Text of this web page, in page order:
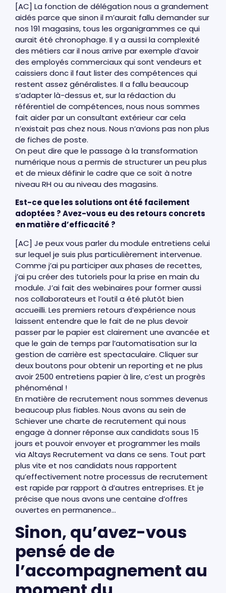
[AC] La fonction de délégation nous a grandement
aidés parce que sinon il m’aurait fallu demander sur
nos 191 magasins, tous les organigrammes ce qui
aurait été chronophage. Il y a aussi la complexité
des métiers car il nous arrive par exemple d’avoir
des employés commerciaux qui sont vendeurs et
caissiers donc il faut lister des compétences qui
restent assez généralistes. Il a fallu beaucoup
s’adapter là-dessus et, sur la rédaction du
référentiel de compétences, nous nous sommes
fait aider par un consultant extérieur car cela
n’existait pas chez nous. Nous n’avions pas non plus
de fiches de poste.
On peut dire que le passage à la transformation
numérique nous a permis de structurer un peu plus
et de mieux définir le cadre que ce soit à notre
niveau RH ou au niveau des magasins.
Est-ce que les solutions ont été facilement
adoptées ? Avez-vous eu des retours concrets
en matière d’efficacité ?
[AC] Je peux vous parler du module entretiens celui
sur lequel je suis plus particulièrement intervenue.
Comme j’ai pu participer aux phases de recettes,
j’ai pu créer des tutoriels pour la prise en main du
module. J’ai fait des webinaires pour former aussi
nos collaborateurs et l’outil a été plutôt bien
accueilli. Les premiers retours d’expérience nous
laissent entendre que le fait de ne plus devoir
passer par le papier est clairement une avancée et
que le gain de temps par l’automatisation sur la
gestion de carrière est spectaculaire. Cliquer sur
deux boutons pour obtenir un reporting et ne plus
avoir 2500 entretiens papier à lire, c’est un progrès
phénoménal !
En matière de recrutement nous sommes devenus
beaucoup plus fiables. Nous avons au sein de
Schiever une charte de recrutement qui nous
engage à donner réponse aux candidats sous 15
jours et pouvoir envoyer et programmer les mails
via Altays Recrutement va dans ce sens. Tout part
plus vite et nos candidats nous rapportent
qu’effectivement notre processus de recrutement
est rapide par rapport à d’autres entreprises. Et je
précise que nous avons une centaine d’offres
ouvertes en permanence…
Sinon, qu’avez-vous
pensé de de
l’accompagnement au